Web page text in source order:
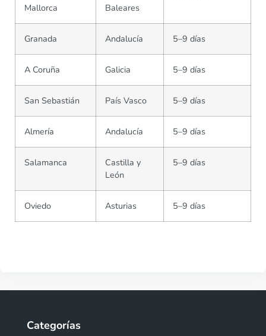
Mallorca
Baleares
Granada Andalucía 5–9 días
A Coruña Galicia 5–9 días
San Sebastián País Vasco 5–9 días
Almería Andalucía 5–9 días
Salamanca
Castilla y
León
5–9 días
Oviedo Asturias 5–9 días
Categorías